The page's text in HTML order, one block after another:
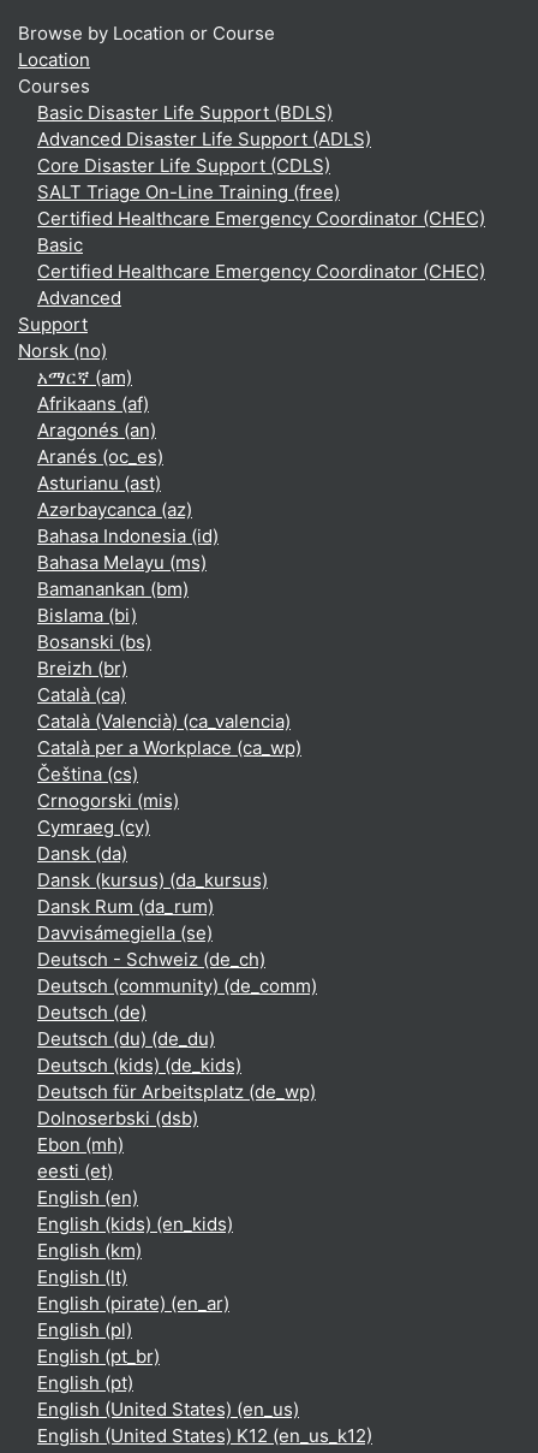
Browse by Location or Course
Location
Courses
Basic Disaster Life Support (BDLS)
Advanced Disaster Life Support (ADLS)
Core Disaster Life Support (CDLS)
SALT Triage On-Line Training (free)
Certified Healthcare Emergency Coordinator (CHEC)
Basic
Certified Healthcare Emergency Coordinator (CHEC)
Advanced
Support
Norsk ‎(no)‎
አማርኛ ‎(am)‎
Afrikaans ‎(af)‎
Aragonés ‎(an)‎
Aranés ‎(oc_es)‎
Asturianu ‎(ast)‎
Azərbaycanca ‎(az)‎
Bahasa Indonesia ‎(id)‎
Bahasa Melayu ‎(ms)‎
Bamanankan ‎(bm)‎
Bislama ‎(bi)‎
Bosanski ‎(bs)‎
Breizh ‎(br)‎
Català ‎(ca)‎
Català (Valencià) ‎(ca_valencia)‎
Català per a Workplace ‎(ca_wp)‎
Čeština ‎(cs)‎
Crnogorski ‎(mis)‎
Cymraeg ‎(cy)‎
Dansk ‎(da)‎
Dansk (kursus) ‎(da_kursus)‎
Dansk Rum ‎(da_rum)‎
Davvisámegiella ‎(se)‎
Deutsch - Schweiz ‎(de_ch)‎
Deutsch (community) ‎(de_comm)‎
Deutsch ‎(de)‎
Deutsch (du) ‎(de_du)‎
Deutsch (kids) ‎(de_kids)‎
Deutsch für Arbeitsplatz ‎(de_wp)‎
Dolnoserbski ‎(dsb)‎
Ebon ‎(mh)‎
eesti ‎(et)‎
English ‎(en)‎
English (kids) ‎(en_kids)‎
English ‎(km)‎
English ‎(lt)‎
English (pirate) ‎(en_ar)‎
English ‎(pl)‎
English ‎(pt_br)‎
English ‎(pt)‎
English (United States) ‎(en_us)‎
English (United States) K12 ‎(en_us_k12)‎